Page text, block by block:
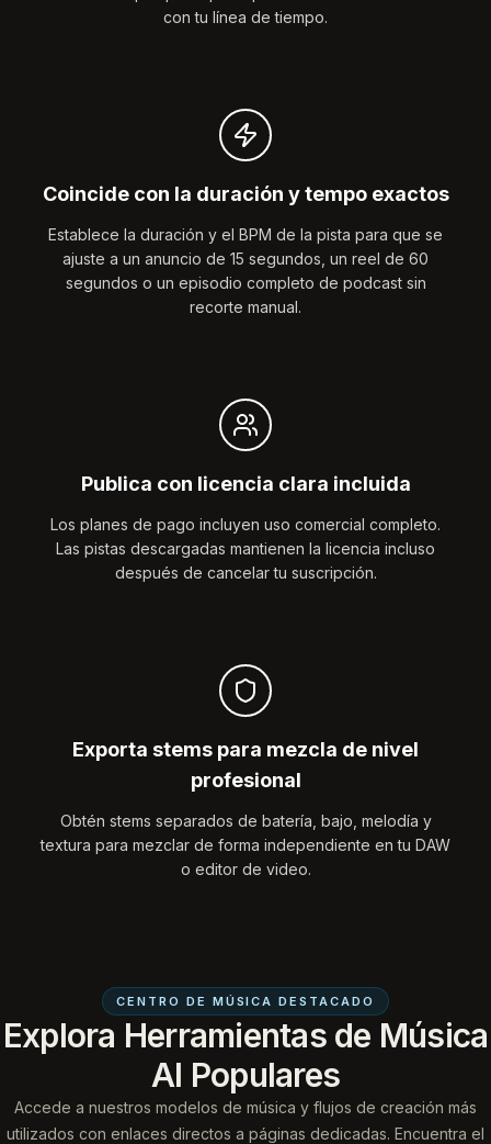
con tu línea de tiempo.
Coincide con la duración y tempo exactos
Establece la duración y el BPM de la pista para que se
ajuste a un anuncio de 15 segundos, un reel de 60
segundos o un episodio completo de podcast sin
recorte manual.
Publica con licencia clara incluida
Los planes de pago incluyen uso comercial completo.
Las pistas descargadas mantienen la licencia incluso
después de cancelar tu suscripción.
Exporta stems para mezcla de nivel
profesional
Obtén stems separados de batería, bajo, melodía y
textura para mezclar de forma independiente en tu DAW
o editor de video.
CENTRO DE MÚSICA DESTACADO
Explora Herramientas de Música
AI Populares
Accede a nuestros modelos de música y flujos de creación más
utilizados con enlaces directos a páginas dedicadas. Encuentra el